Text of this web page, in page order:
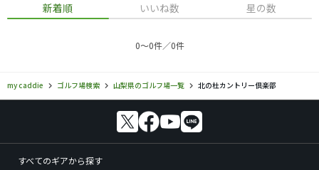
新着順 いいね数 星の数
0〜0件／0件
my caddie ゴルフ場検索 山梨県のゴルフ場一覧 北の杜カントリー倶楽部
すべてのギアから探す